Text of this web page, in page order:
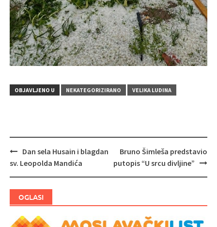
OBJAVLJENO U NEKATEGORIZIRANO VELIKA LUDINA
Navigacija
objava
Dan sela Husain i blagdan
sv. Leopolda Mandića
Bruno Šimleša predstavio
putopis “U srcu divljine”
OGLASI